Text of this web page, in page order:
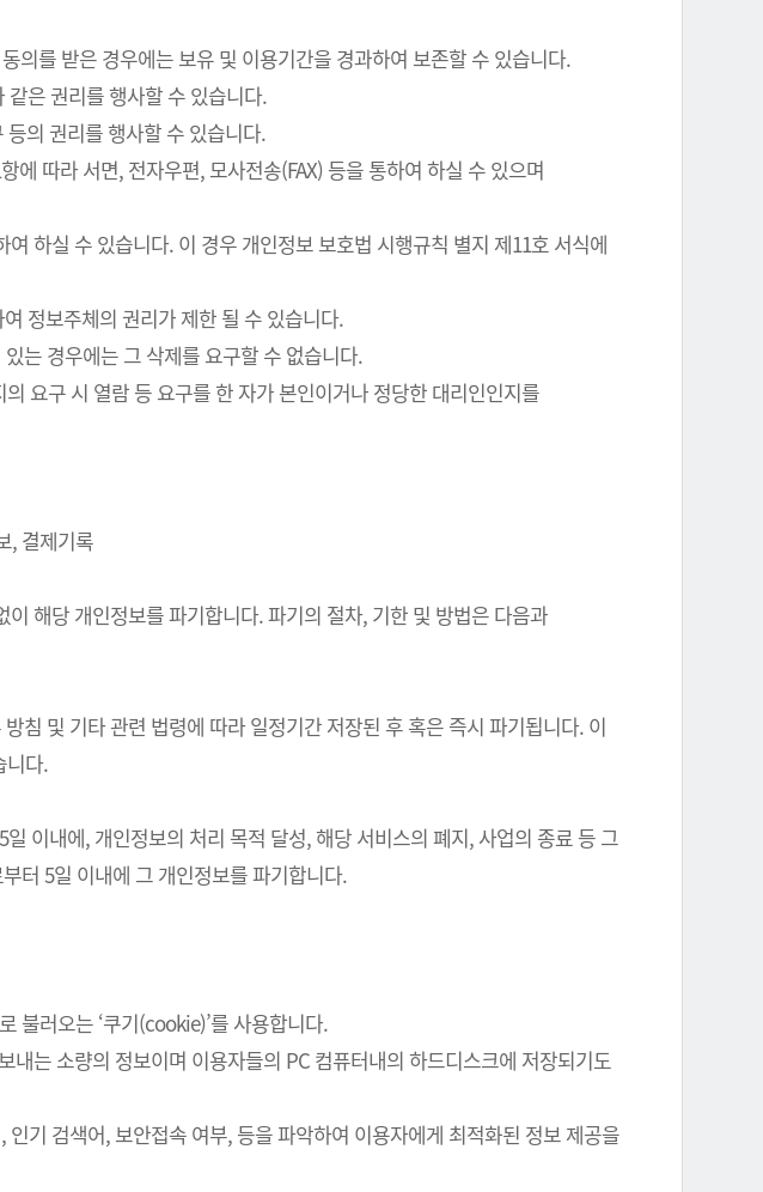
의를 받은 경우에는 보유 및 이용기간을 경과하여 보존할 수 있습니다.
은 권리를 행사할 수 있습니다.
의 권리를 행사할 수 있습니다.
따라 서면, 전자우편, 모사전송(FAX) 등을 통하여 하실 수 있으며
하실 수 있습니다. 이 경우 개인정보 보호법 시행규칙 별지 제11호 서식에
정보주체의 권리가 제한 될 수 있습니다.
는 경우에는 그 삭제를 요구할 수 없습니다.
요구 시 열람 등 요구를 한 자가 본인이거나 정당한 대리인인지를
, 결제기록
해당 개인정보를 파기합니다. 파기의 절차, 기한 및 방법은 다음과
침 및 기타 관련 법령에 따라 일정기간 저장된 후 혹은 즉시 파기됩니다. 이
니다.
이내에, 개인정보의 처리 목적 달성, 해당 서비스의 폐지, 사업의 종료 등 그
터 5일 이내에 그 개인정보를 파기합니다.
불러오는 ‘쿠기(cookie)’를 사용합니다.
는 소량의 정보이며 이용자들의 PC 컴퓨터내의 하드디스크에 저장되기도
기 검색어, 보안접속 여부, 등을 파악하여 이용자에게 최적화된 정보 제공을